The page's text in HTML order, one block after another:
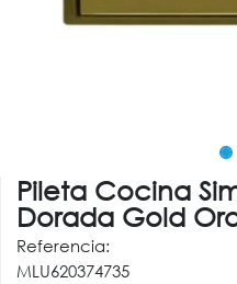
Pileta Cocina
Dorada Gold
Referencia:
MLU620374735